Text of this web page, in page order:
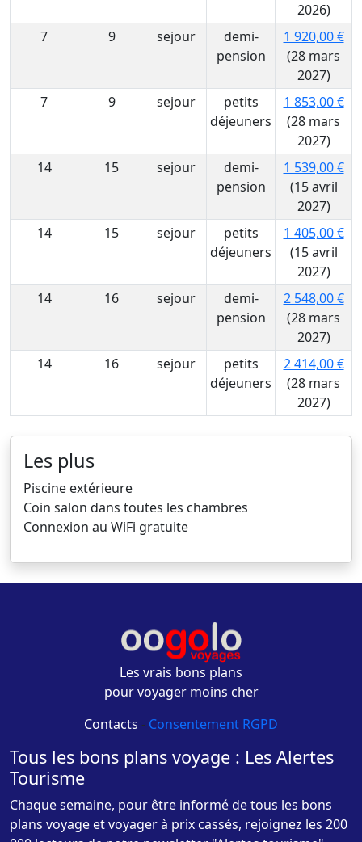
2026)
7
9 sejour
demi-
pension
1 920,00 €
(28 mars
2027)
7
9 sejour
petits
déjeuners
1 853,00 €
(28 mars
2027)
14
15 sejour
demi-
pension
1 539,00 €
(15 avril
2027)
14
15 sejour
petits
déjeuners
1 405,00 €
(15 avril
2027)
14
16 sejour
demi-
pension
2 548,00 €
(28 mars
2027)
14
16 sejour
petits
déjeuners
2 414,00 €
(28 mars
2027)
Les plus
Piscine extérieure
Coin salon dans toutes les chambres
Connexion au WiFi gratuite
Les vrais bons plans
pour voyager moins cher
Contacts - Consentement RGPD
Tous les bons plans voyage : Les Alertes
Tourisme
Chaque semaine, pour être informé de tous les bons
plans voyage et voyager à prix cassés, rejoignez les 200